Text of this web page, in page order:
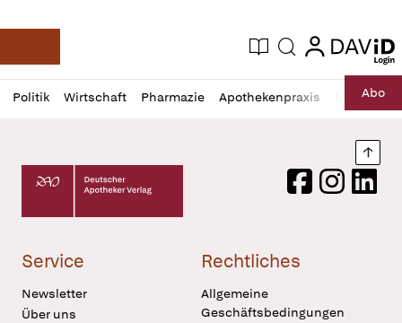
Deutsche Apotheker Zeitung
Aktuelle Ausgabe
Suche login
login
Politik Wirtschaft Pharmazie Apothekenpraxis RechtAbo
Profil
öffnen
Daz
Pur
Deutscher Apotheker Verlag Logo
FacebookInstagram
Service
Newsletter
Über uns
Rechtliches
Allgemeine
Geschäftsbedingungen